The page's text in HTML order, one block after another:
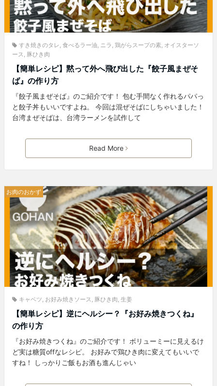
すき焼きのタレ, 食べるラー油, ニラ , 鶏がらスープの素, オイスターソ
ース, 豚ひき肉
【簡単レシピ】黙って外へ飛び出した『餃子風まぜそ
ば』の作り方
『餃子風まぜそば』のご紹介です！ 包む手間なく作れるパパっ
と餃子丼もいいですよね。 今回は混ぜそばにしちゃいました！
台湾まぜそばは、台湾ラーメンを試作して
Read More
お肉のおかず
キャベツ, お好み焼きソース, 豚ひき肉, 生姜
【簡単レシピ】逆にヘルシー？『お好み焼きつくね』
の作り方
『お好み焼きつくね』のご紹介です！ ボリューミーに見えるけ
ど実は糖質offなレシピ。 お好みで鶏ひき肉に変えてもいいで
すね！ しっかりご飯もお酒も進んじゃい